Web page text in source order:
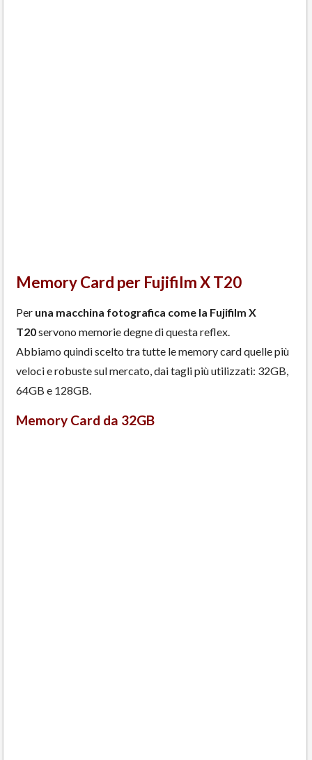
Memory Card per Fujifilm X T20
Per una macchina fotografica come la Fujifilm X
T20servono memorie degne di questa reflex.
Abbiamo quindi scelto tra tutte le memory card quelle più
veloci e robuste sul mercato, dai tagli più utilizzati: 32GB,
64GB e 128GB.
Memory Card da 32GB